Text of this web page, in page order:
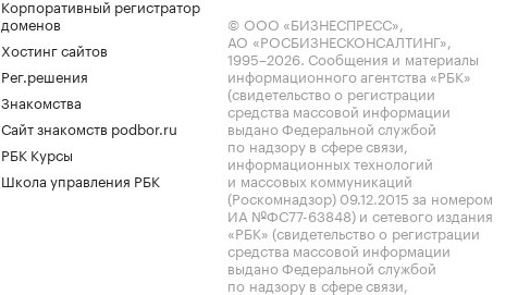
Корпоративный регистратор
доменов
Хостинг сайтов
Рег.решения
Знакомства
Сайт знакомств podbor.ru
РБК Курсы
Школа управления РБК
© ООО «БИЗНЕСПРЕСС»,
АО «РОСБИЗНЕСКОНСАЛТИНГ»,
1995–2026. Сообщения и материалы
информационного агентства «РБК»
(свидетельство о регистрации
средства массовой информации
выдано Федеральной службой
по надзору в сфере связи,
информационных технологий
и массовых коммуникаций
(Роскомнадзор) 09.12.2015 за номером
ИА №ФС77-63848) и сетевого издания
«РБК» (свидетельство о регистрации
средства массовой информации
выдано Федеральной службой
по надзору в сфере связи,